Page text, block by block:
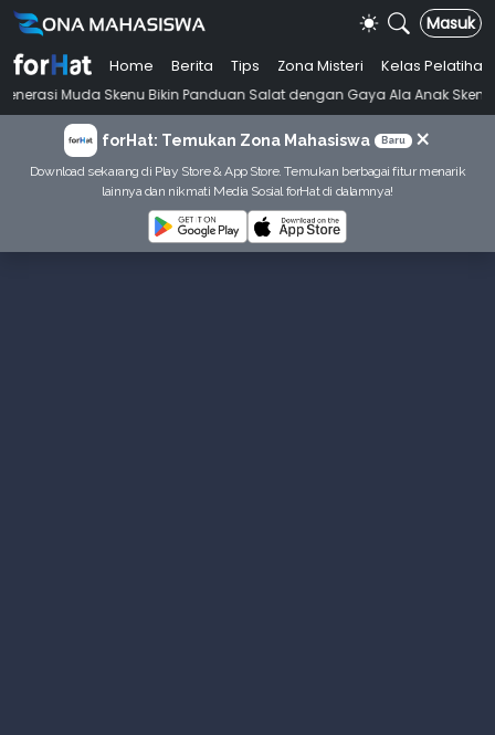
Masuk
Home Berita Tips Zona Misteri
Kelas Pelatihan
Skenu Bikin Panduan Salat dengan Gaya Ala Anak Skena •
forHat: Temukan Zona Mahasiswa Baru ×
Download sekarang di Play Store & App Store. Temukan berbagai fitur menarik
lainnya dan nikmati Media Sosial forHat di dalamnya!